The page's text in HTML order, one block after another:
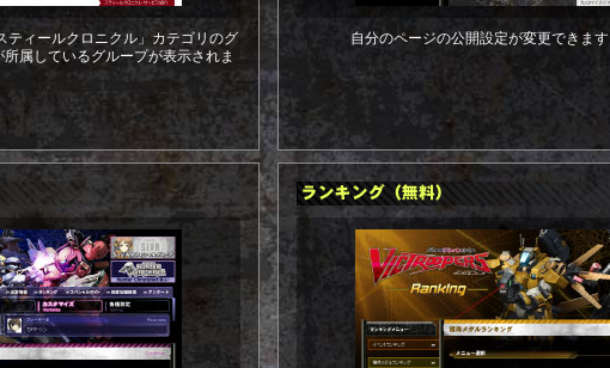
ィールクロニクル」カテゴリのグ
属しているグループが表示されま
自分のページの公開設定が変更できます